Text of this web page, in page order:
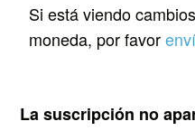
Si está viendo
moneda, por favor
La suscripción no